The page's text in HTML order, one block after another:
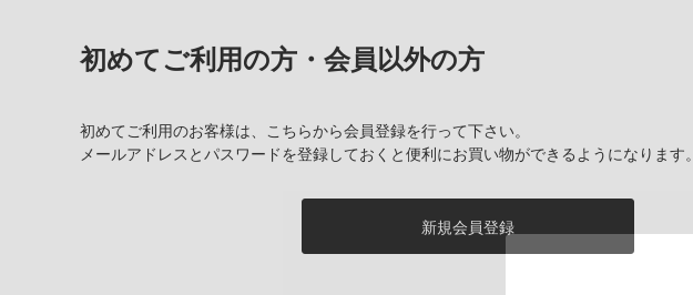
初めてご利用の方・会員以外の方
初めてご利用のお客様は、こちらから会員登録を行って下さい。
メールアドレスとパスワードを登録しておくと便利にお買い物ができるようになります。